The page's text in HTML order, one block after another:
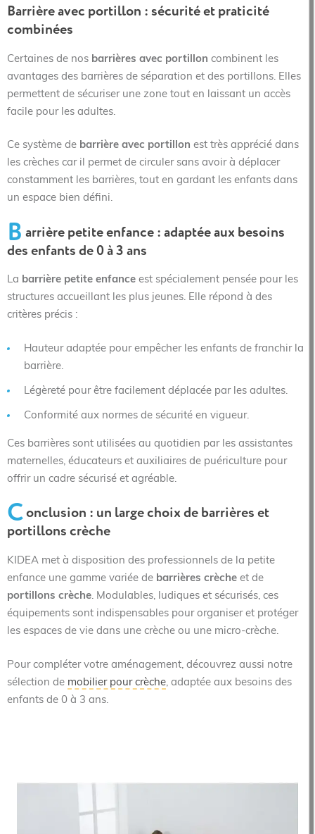
Barrière avec portillon : sécurité et praticité
combinées
Certaines de nos barrières avec portillon combinent les
avantages des barrières de séparation et des portillons. Elles
permettent de sécuriser une zone tout en laissant un accès
facile pour les adultes.
Ce système de barrière avec portillon est très apprécié dans
les crèches car il permet de circuler sans avoir à déplacer
constamment les barrières, tout en gardant les enfants dans
un espace bien défini.
B arrière petite enfance : adaptée aux besoins
des enfants de 0 à 3 ans
La barrière petite enfance est spécialement pensée pour les
structures accueillant les plus jeunes. Elle répond à des
critères précis :
Hauteur adaptée pour empêcher les enfants de franchir la
barrière.
Légèreté pour être facilement déplacée par les adultes.
Conformité aux normes de sécurité en vigueur.
Ces barrières sont utilisées au quotidien par les assistantes
maternelles, éducateurs et auxiliaires de puériculture pour
offrir un cadre sécurisé et agréable.
Conclusion : un large choix de barrières et
portillons crèche
KIDEA met à disposition des professionnels de la petite
enfance une gamme variée de barrières crèche et de
portillons crèche. Modulables, ludiques et sécurisés, ces
équipements sont indispensables pour organiser et protéger
les espaces de vie dans une crèche ou une micro-crèche.
Pour compléter votre aménagement, découvrez aussi notre
sélection de mobilier pour crèche, adaptée aux besoins des
enfants de 0 à 3 ans.